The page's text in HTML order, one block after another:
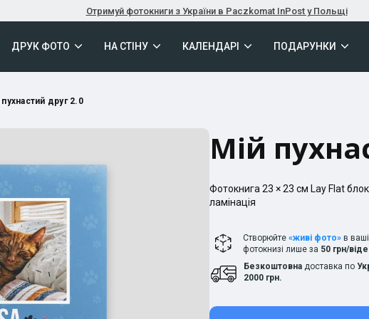
Отримуй фотокниги з України в Paczkomat InPost у Польщі
ДРУК ФОТО НА СТІНУ КАЛЕНДАРІ ПОДАРУНКИ
пухнастий друг 2.0
Мій
Фотокнига 23 × 23 см Lay Flat
ламінація
Створюйте «живі фото» в
фотокнизі лише за 50 грн/
Безкоштовна доставка по
2000 грн.